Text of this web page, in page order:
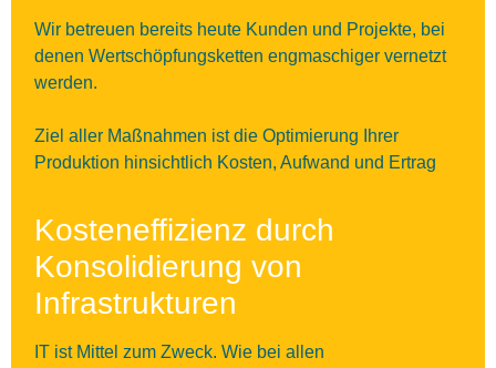
Wir betreuen bereits heute Kunden und Projekte, bei
denen Wertschöpfungsketten engmaschiger vernetzt
werden.
Ziel aller Maßnahmen ist die Optimierung Ihrer
Produktion hinsichtlich Kosten, Aufwand und Ertrag
Kosteneffizienz durch
Konsolidierung von
Infrastrukturen
IT ist Mittel zum Zweck. Wie bei allen